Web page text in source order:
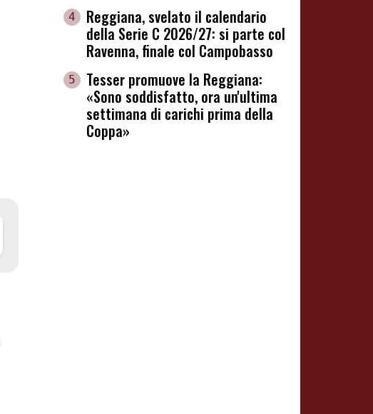
4
Reggiana, svelato il calendario
della Serie C 2026/27: si parte col
Ravenna, finale col Campobasso
5
Tesser promuove la Reggiana:
«Sono soddisfatto, ora un'ultima
settimana di carichi prima della
Coppa»